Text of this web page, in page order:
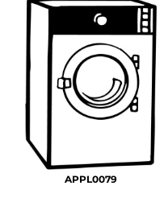
APPL0079